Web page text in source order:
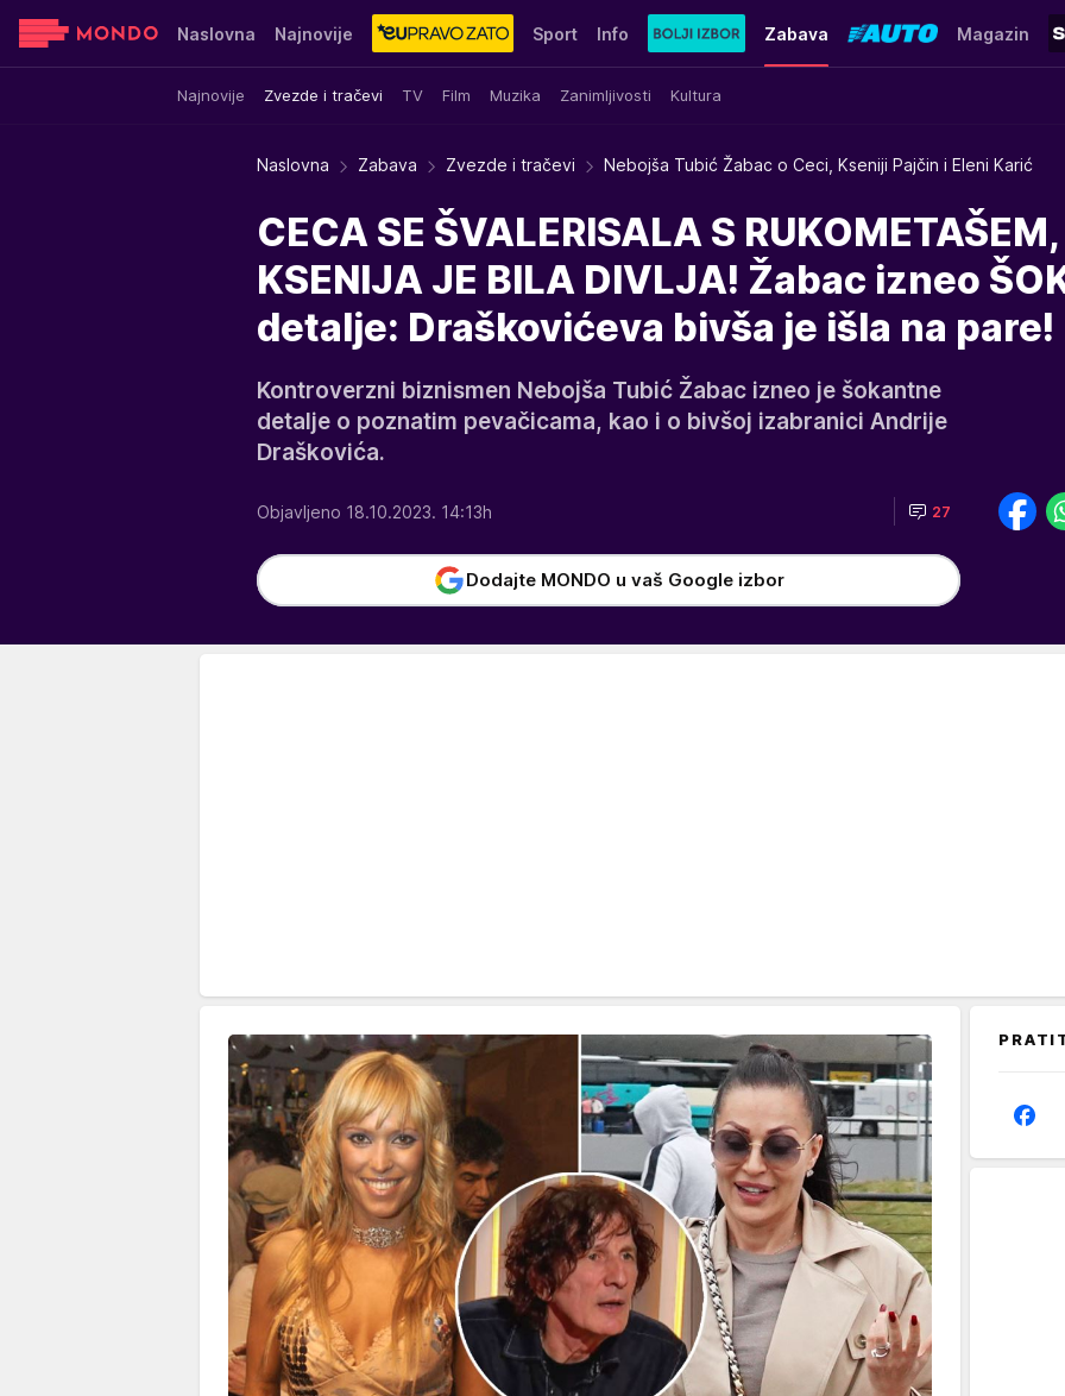
Naslovna Najnovije Sport Info Zabava
Najnovije Zvezde i tračevi TV Film Muzika Zanimljivosti Kultura
Magazin
Sensa Stvar ukusa Yumama
Naslovna Zabava Zvezde i tračevi Nebojša Tubić Žabac o Ceci, Kseniji Pajčin i Eleni Karić
CECA SE ŠVALERISALA S RUKOMETAŠEM,
KSENIJA JE BILA DIVLJA! Žabac izneo
detalje: Draškovićeva bivša je išla na pare!
Kontroverzni biznismen Nebojša Tubić Žabac izneo je šokantne
detalje o poznatim pevačicama, kao i o bivšoj izabranici Andrije
Draškovića.
Objavljeno 18.10.2023. 14:13h 27
Dodajte MONDO u vaš Google izbor